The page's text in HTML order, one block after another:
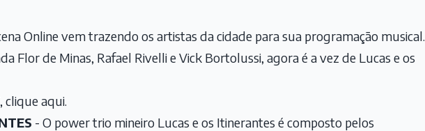
Online vem trazendo os artistas da cidade para sua programação musical.
Flor de Minas, Rafael Rivelli e Vick Bortolussi, agora é a vez de Lucas e os
clique aqui.
- O power trio mineiro Lucas e os Itinerantes é composto pelos